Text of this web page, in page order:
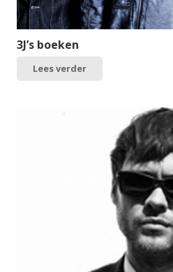
3J’s boeken
Lees verder